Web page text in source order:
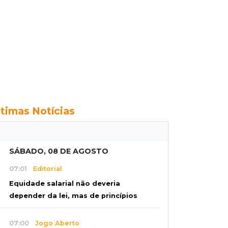
Notícias
SÁBADO, 08 DE AGOSTO
07:01 Editorial
Equidade salarial não deveria
depender da lei, mas de princípios
07:00 Jogo Aberto